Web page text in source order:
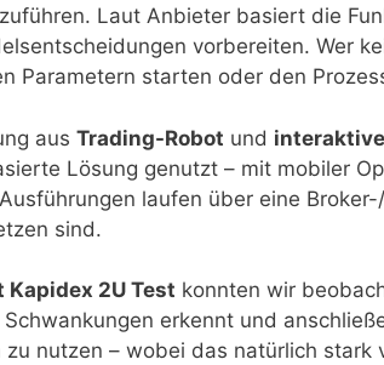
Laut Anbieter basiert die
vorbereiten. Wer
Parametern starten oder den
aus Trading-Robot und
Lösung genutzt – mit mobiler
laufen über eine
sind.
Kapidex 2U Test konnten wir
erkennt und
nutzen – wobei das natürlich stark